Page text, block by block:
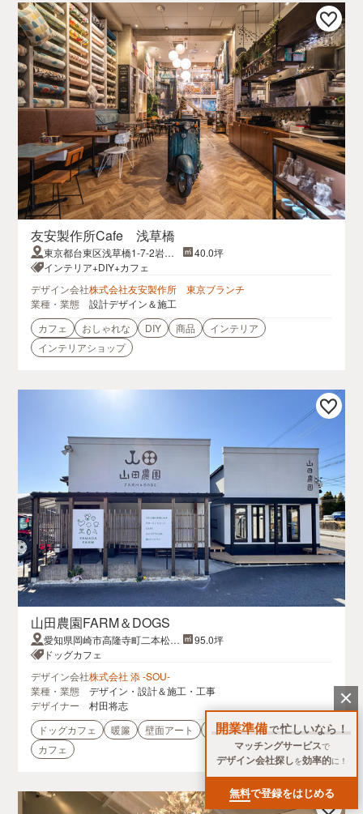
開業準備で忙しいなら！
マッチングサービスで
デザイン会社探しを効率的に！
無料で登録をはじめる
友安製作所Cafe 浅草橋
東京都台東区浅草橋1-7-2岩崎
ビル1F
40.0坪
インテリア+DIY+カフェ
デザイン会社株式会社友安製作所 東京ブランチ
業種・業態
設計デザイン＆施工
カフェ
おしゃれな DIY 商品
インテリア
インテリアショップ
山田農園FARM＆DOGS
愛知県岡崎市高隆寺町二本松3
1-4
95.0坪
ドッグカフェ
デザイン会社
株式会社 添 -SOU-
業種・業態
デザイン・設計＆施工・工事
デザイナー
村田将志
ドッグカフェ
暖簾 壁面アート ナチュラル
木目
カフェ